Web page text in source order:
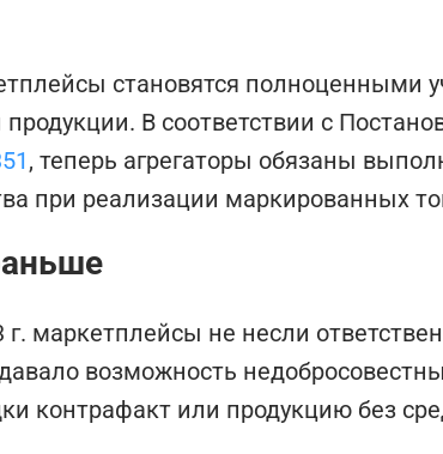
становятся полноценными
В соответствии с
, теперь агрегаторы обязаны
при реализации маркированных
маркетплейсы не несли
возможность
контрафакт или продукцию без